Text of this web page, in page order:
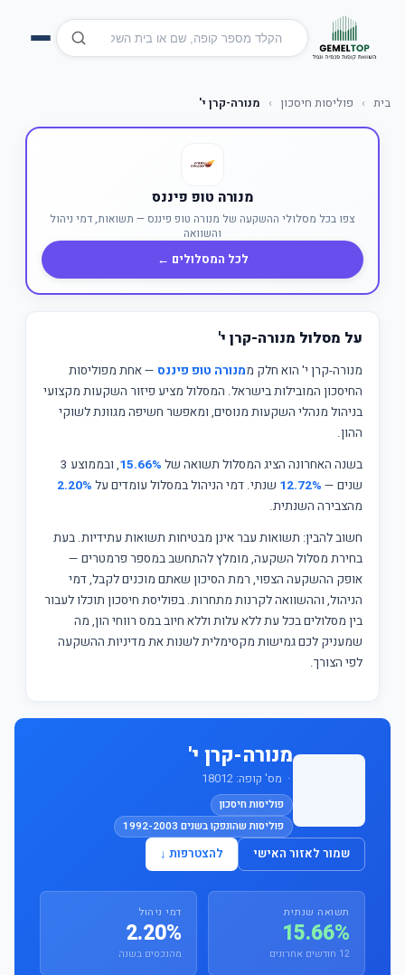
בית › פוליסות חיסכון › מנורה-קרן י'
מנורה טופ פיננס
צפו בכל מסלולי ההשקעה של מנורה טופ פיננס — תשואות, דמי ניהול
והשוואה
לכל המסלולים ←
על מסלול מנורה-קרן י'
מנורה-קרן י' הוא חלק ממנורה טופ פיננס — אחת מפוליסות
החיסכון המובילות בישראל. המסלול מציע פיזור השקעות מקצועי
בניהול מנהלי השקעות מנוסים, ומאפשר חשיפה מגוונת לשוקי
ההון.
בשנה האחרונה הציג המסלול תשואה של 15.66%
, ובממוצע 3
שנים — 12.72% שנתי. דמי הניהול במסלול עומדים על 2.20%
מהצבירה השנתית.
חשוב להבין: תשואות עבר אינן מבטיחות תשואות עתידיות. בעת
בחירת מסלול השקעה, מומלץ להתחשב במספר פרמטרים —
אופק ההשקעה הצפוי, רמת הסיכון שאתם מוכנים לקבל, דמי
הניהול, וההשוואה לקרנות מתחרות. בפוליסת חיסכון תוכלו לעבור
בין מסלולים בכל עת ללא עלות וללא חיוב במס רווחי הון, מה
שמעניק לכם גמישות מקסימלית לשנות את מדיניות ההשקעה
לפי הצורך.
מנורה-קרן י'
· מס' קופה: 18012
פוליסות חיסכון
פוליסות שהונפקו בשנים 1992-2003
שמור לאזור האישי להצטרפות ↓
תשואה שנתית
15.66%
12 חודשים אחרונים
דמי ניהול
2.20%
מהנכסים בשנה